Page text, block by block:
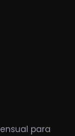
para